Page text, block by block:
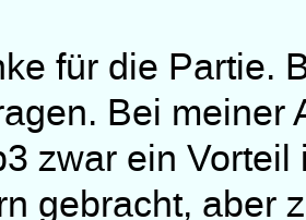
für die Partie.
Bei meiner
zwar ein
gebracht, aber